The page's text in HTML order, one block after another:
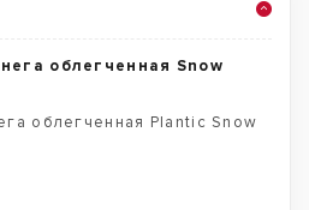
облегченная Snow
облегченная Plantic Snow